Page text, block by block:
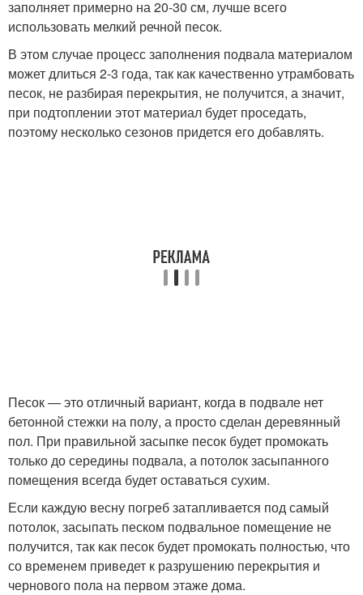
заполняет примерно на 20-30 см, лучше всего
использовать мелкий речной песок.
В этом случае процесс заполнения подвала материалом
может длиться 2-3 года, так как качественно утрамбовать
песок, не разбирая перекрытия, не получится, а значит,
при подтоплении этот материал будет проседать,
поэтому несколько сезонов придется его добавлять.
Песок — это отличный вариант, когда в подвале нет
бетонной стежки на полу, а просто сделан деревянный
пол. При правильной засыпке песок будет промокать
только до середины подвала, а потолок засыпанного
помещения всегда будет оставаться сухим.
Если каждую весну погреб затапливается под самый
потолок, засыпать песком подвальное помещение не
получится, так как песок будет промокать полностью, что
со временем приведет к разрушению перекрытия и
чернового пола на первом этаже дома.